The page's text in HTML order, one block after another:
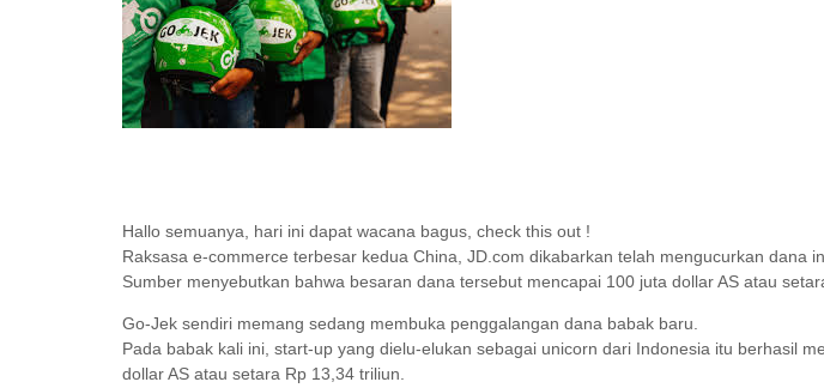
Hallo semuanya, hari ini dapat wacana bagus, check this out !
Raksasa e-commerce terbesar kedua China, JD.com dikabarkan telah mengucurkan dana
Sumber menyebutkan bahwa besaran dana tersebut mencapai 100 juta dollar AS atau
Go-Jek sendiri memang sedang membuka penggalangan dana babak baru.
Pada babak kali ini, start-up yang dielu-elukan sebagai unicorn dari Indonesia itu berhasil
dollar AS atau setara Rp 13,34 triliun.